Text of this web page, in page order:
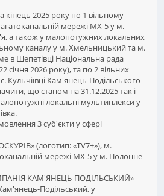
2025 року по 1 вільному
мережі МХ-5 у м.
а також у малопотужних локальних
каналу у м. Хмельницький та м.
в Шепетівці Національна рада
січня 2026 року), та по 2 вільних
Кульчіївці Кам'янець-Подільського
що станом на 31.12.2025 так і
локальні мультиплекси у
3 суб'єкти у сфері
(логотип: «TV7+»), м.
мережі МХ-5 у м. Полонне
КАМ'ЯНЕЦЬ-ПОДІЛЬСЬКИЙ»
Подільський, у